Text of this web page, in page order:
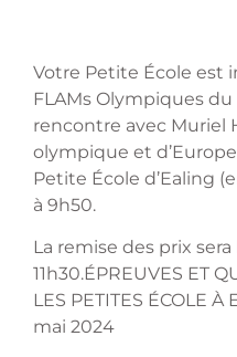
Votre Petite École est
FLAMs Olympiques
rencontre avec Muriel
olympique et
Petite École d’Ealing
à 9h50.
La remise des prix sera
11h30.ÉPREUVES ET
LES PETITES ÉCOLE À
mai 2024